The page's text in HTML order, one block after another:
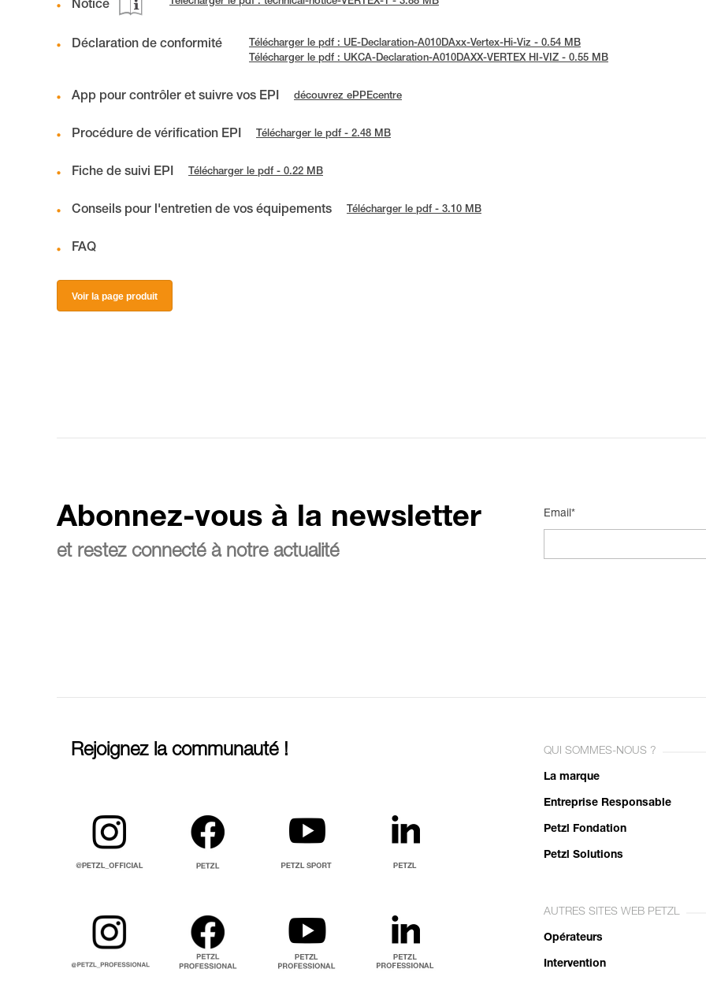
Notice
Déclaration de conformité
Télécharger le pdf : UE-Declaration-A010DAxx-Vertex-Hi-Viz - 0.54 MB
Télécharger le pdf : UKCA-Declaration-A010DAXX-VERTEX HI-VIZ - 0.55 MB
App pour contrôler et suivre vos EPI découvrez ePPEcentre
Procédure de vérification EPI Télécharger le pdf - 2.48 MB
Fiche de suivi EPI Télécharger le pdf - 0.22 MB
Conseils pour l'entretien de vos équipements Télécharger le pdf - 3.10 MB
FAQ
Voir la page produit
Abonnez-vous à la newsletter
et restez connecté à notre actualité
Email*
Rejoignez la communauté ! QUI SOMMES-NOUS ?
La marque
Entreprise Responsable
Petzl Fondation
Petzl Solutions
AUTRES SITES WEB PETZL
Opérateurs
Intervention